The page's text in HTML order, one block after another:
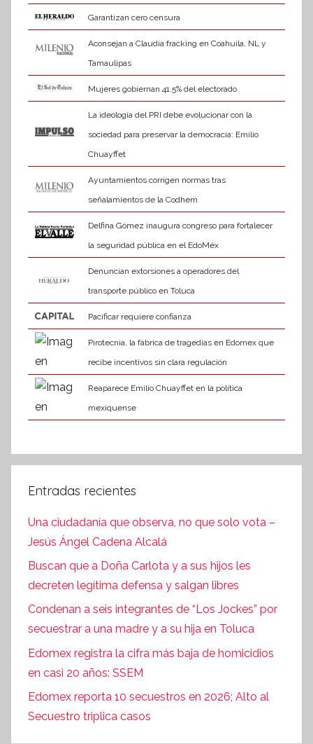
Garantizan cero censura
Aconsejan a Claudia fracking en Coahuila, NL y
Tamaulipas
Mujeres gobiernan 41.5% del electorado
La ideología del PRI debe evolucionar con la
sociedad para preservar la democracia: Emilio
Chuayffet
Ayuntamientos corrigen normas tras
señalamientos de la Codhem
Delfina Gómez inaugura congreso para fortalecer
la seguridad pública en el EdoMéx
Denuncian extorsiones a operadores del
transporte público en Toluca
Pacificar requiere confianza
Pirotecnia, la fábrica de tragedias en Edomex que
recibe incentivos sin clara regulación
Reaparece Emilio Chuayffet en la política
mexiquense
Entradas recientes
Una ciudadanía que observa, no que solo vota –
Jesús Ángel Cadena Alcalá
Buscan que a Doña Carlota y a sus hijos les
decreten legítima defensa y salgan libres
Condenan a seis integrantes de “Los Jockes” por
secuestrar a una madre y a su hija en Toluca
Edomex registra la cifra más baja de homicidios
en casi 20 años: SSEM
Edomex reporta 10 secuestros en 2026; Alto al
Secuestro triplica casos